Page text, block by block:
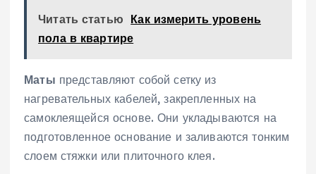
Читать статью Как измерить уровень
пола в квартире
Маты представляют собой сетку из
нагревательных кабелей‚ закрепленных на
самоклеящейся основе. Они укладываются на
подготовленное основание и заливаются тонким
слоем стяжки или плиточного клея.